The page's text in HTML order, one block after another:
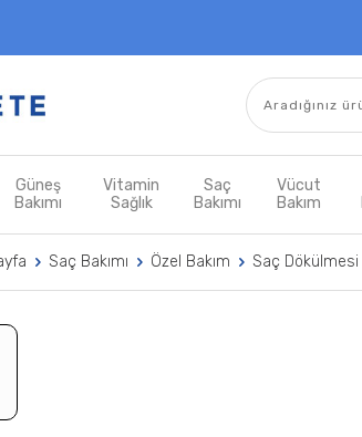
Güneş
Bakımı
Vitamin
Sağlık
Saç
Bakımı
Vücut
Bakım
Saç Bakımı Özel Bakım Saç Dökülmesi